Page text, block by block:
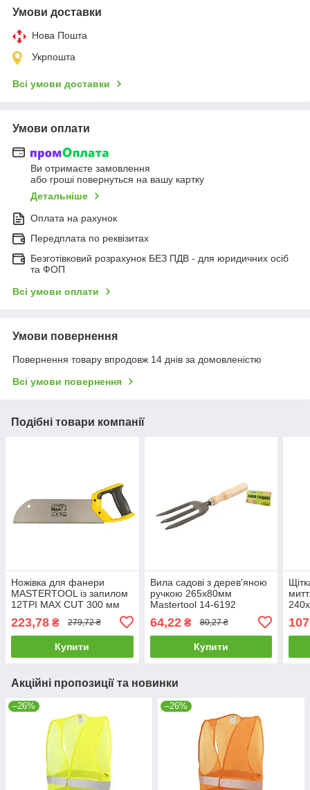
Умови доставки
Нова Пошта
Укрпошта
Всі умови доставки
Умови оплати
Ви отримаєте замовлення
або гроші повернуться на вашу картку
Детальніше
Оплата на рахунок
Передплата по реквізитах
Безготівковий розрахунок БЕЗ ПДВ - для юридичних осіб
та ФОП
Всі умови оплати
Умови повернення
Повернення товару впродовж 14 днів за домовленістю
Всі умови повернення
Подібні товари компанії
Ножівка для фанери
MASTERTOOL із запилом
12TPI MAX CUT 300 мм
заточування поліроване
14-2702
223,78 ₴ 279,72 ₴
Купити
Вила садові з дерев'яною
ручкою 265х80мм
Mastertool 14-6192
64,22₴ 80,27 ₴
Купити
Акційні пропозиції та новинки
–26% –26%